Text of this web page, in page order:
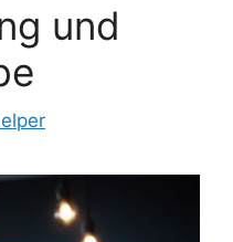
und